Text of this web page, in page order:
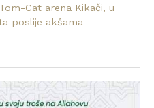
Cat arena Kikači, u
poslije akšama